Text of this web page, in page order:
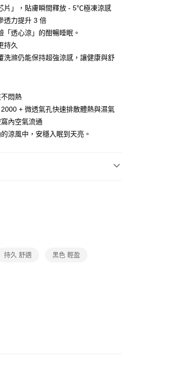
片」，貼膚瞬間釋放 - 5℃極凍涼感
透力提升 3 倍
透心涼」的酣暢睡眠。
持久
洗滌仍能保持超強涼感，讓健康與舒
悶熱
+ 微透氣孔快速排散體熱與濕氣
內空氣流通
涼風中，安穩入眠到天亮。
持久 舒適 黑色 輕盈